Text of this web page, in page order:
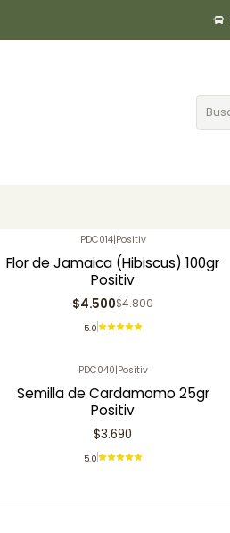
-6% OFF
PDC014|Positiv
Flor de Jamaica (Hibiscus) 100gr
Positiv
$4.500$4.800
5.0
PDC040|Positiv
Semilla de Cardamomo 25gr
Positiv
$3.690
5.0